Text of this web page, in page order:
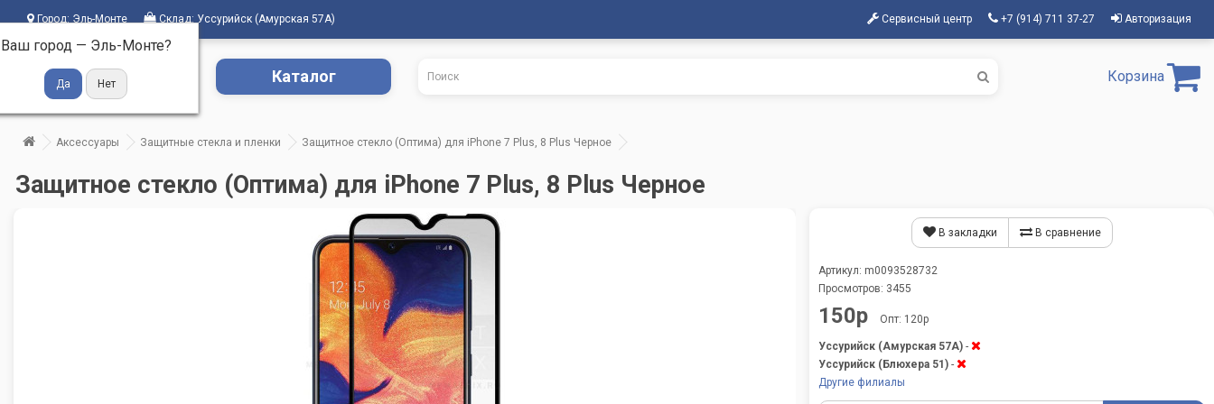
Город: Эль-Монте
Ваш город — Эль-Монте?
Склад: Уссурийск (Амурская 57А) Сервисный центр +7 (914) 711 37-27 Авторизация
Каталог Корзина
Аксессуары Защитные стекла и пленки Защитное стекло (Оптима) для iPhone 7 Plus, 8 Plus Черное
Защитное стекло (Оптима) для iPhone 7 Plus, 8 Plus Черное
В закладки В сравнение
Артикул: m0093528732
Просмотров: 3455
150р Опт: 120р
Уссурийск (Амурская 57А) -
Уссурийск (Блюхера 51) -
Другие филиалы